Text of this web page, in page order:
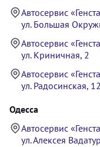
Автосервис
ул. Большая
Автосервис
ул. Криничная, 2
Автосервис
ул. Радосинская,
Одесса
Автосервис
ул. Алексея